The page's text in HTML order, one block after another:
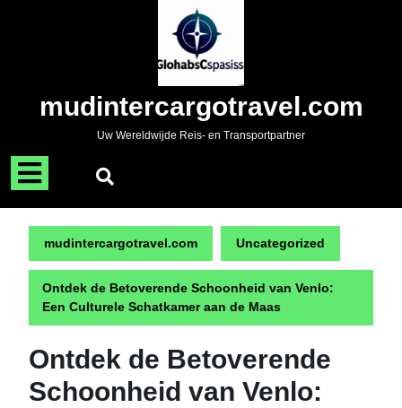
mudintercargotravel.com
Uw Wereldwijde Reis- en Transportpartner
Menu
openen
mudintercargotravel.com Uncategorized
Ontdek de Betoverende Schoonheid van Venlo:
Een Culturele Schatkamer aan de Maas
Ontdek de Betoverende
Schoonheid van Venlo: